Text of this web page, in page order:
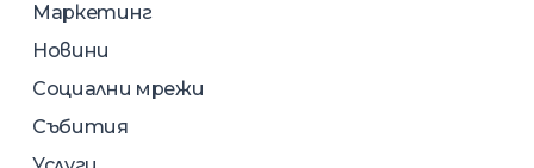
Маркетинг
Новини
Социални мрежи
Събития